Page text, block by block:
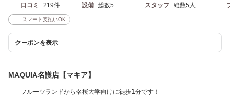
口コミ 219件 設備 総数5 スタッフ 総数5人
スマート支払いOK
クーポンを表示
MAQUIA名護店【マキア】
フルーツランドから名桜大学向けに徒歩1分です！